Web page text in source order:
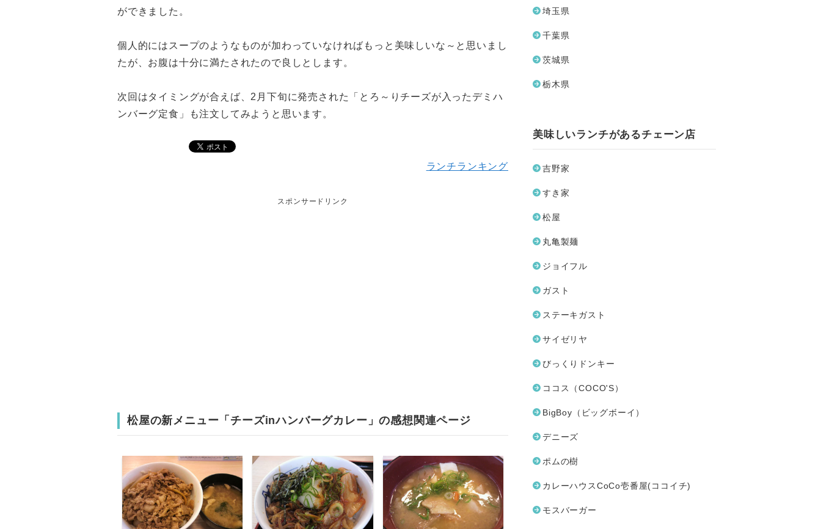
ができました。
個人的にはスープのようなものが加わっていなければもっと美味しいな～と思いまし
たが、お腹は十分に満たされたので良しとします。
次回はタイミングが合えば、2月下旬に発売された「とろ～りチーズが入ったデミハ
ンバーグ定食」も注文してみようと思います。
ランチランキング
スポンサードリンク
松屋の新メニュー「チーズinハンバーグカレー」の感想関連ページ
埼玉県
千葉県
茨城県
栃木県
美味しいランチがあるチェーン店
吉野家
すき家
松屋
丸亀製麺
ジョイフル
ガスト
ステーキガスト
サイゼリヤ
びっくりドンキー
ココス（COCO'S）
BigBoy（ビッグボーイ）
デニーズ
ポムの樹
カレーハウスCoCo壱番屋(ココイチ)
モスバーガー